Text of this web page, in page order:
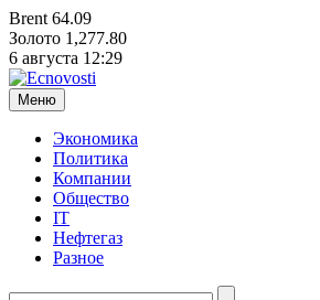
Brent 64.09
Золото 1,277.80
6 августа 12:29
Меню
Экономика
Политика
Компании
Общество
IT
Нефтегаз
Разное